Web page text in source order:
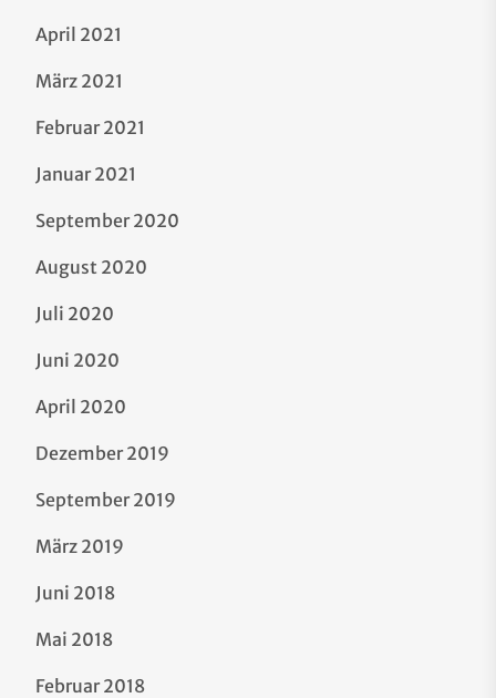
April 2021
März 2021
Februar 2021
Januar 2021
September 2020
August 2020
Juli 2020
Juni 2020
April 2020
Dezember 2019
September 2019
März 2019
Juni 2018
Mai 2018
Februar 2018